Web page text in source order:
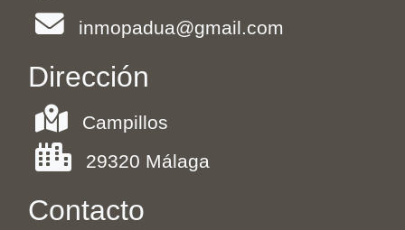
inmopadua@gmail.com
Dirección
Campillos
29320 Málaga
Contacto